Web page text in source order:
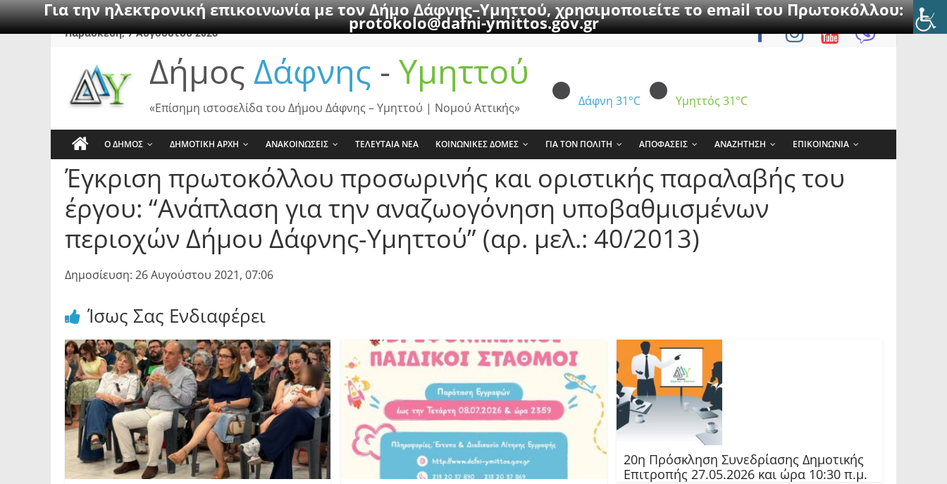
Για την ηλεκτρονική επικοινωνία με τον Δήμο Δάφνης–Υμηττού, χρησιμοποιείτε το email του Πρωτοκόλλου:
protokolo@dafni-ymittos.gov.gr
SkipΠαρασκευή, 7 Αυγούστου 2026
Δήμος Δάφνης - Υμηττού
Δάφνη 31°C Υμηττός 31°C
«Επίσημη ιστοσελίδα του Δήμου Δάφνης – Υμηττού | Νομού Αττικής»
Ο ΔΗΜΟΣ ΔΗΜΟΤΙΚΗ ΑΡΧΗ ΑΝΑΚΟΙΝΩΣΕΙΣ ΤΕΛΕΥΤΑΙΑ ΝΕΑ ΚΟΙΝΩΝΙΚΕΣ ΔΟΜΕΣ ΓΙΑ ΤΟΝ ΠΟΛΙΤΗ ΑΠΟΦΑΣΕΙΣ ΑΝΑΖΗΤΗΣΗ ΕΠΙΚΟΙΝΩΝΙΑ
Έγκριση πρωτοκόλλου προσωρινής και οριστικής παραλαβής του
έργου: “Ανάπλαση για την αναζωογόνηση υποβαθμισμένων
περιοχών Δήμου Δάφνης-Υμηττού” (αρ. μελ.: 40/2013)
Δημοσίευση: 26 Αυγούστου 2021, 07:06
Ίσως Σας Ενδιαφέρει
20η Πρόσκληση Συνεδρίασης Δημοτικής
Επιτροπής 27.05.2026 και ώρα 10:30 π.μ.